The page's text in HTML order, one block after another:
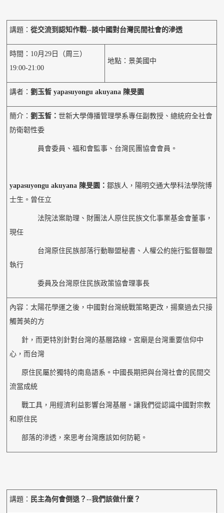
講題：從交流到認知作戰--談中國對台灣民間社會的滲透
時間：10月29日（周三）
19:00-21:00
地點：景美國中
講者：劉玉皙 yapasuyongu akuyana 陳旻園
簡介：劉玉皙：世新大學傳播管理學系專任副教授、總統府全社會
防衛韌性委
員會委員、福和會監事、台灣民團協會會員。
yapasuyongu akuyana 陳旻園：鄒族人，陽明交通大學科法學院博
士生。曾任立
法院法案助理、財團法人原住民族文化事業基金會董事，
現任
台灣原住民族部落行動聯盟秘書、人權公約施行監督聯盟
執行
委員及台灣原住民族政策協會理事長
內容：太陽花學運之後，中國對台灣統戰策略更改，揚棄過去只接
觸菁英的方
針，而更特別針對台灣的基層路線。宮廟是台灣重要信仰中
心，而台灣
原住民屬於獨特的南島語系。中國長期把與台灣社會的民間交
流當成統
戰工具，用經濟利益影響台灣基層。讓我們從認識中國對宗教
和原住民
部落的滲透，來思考台灣應該如何防範。
講題： 民主為何會倒退？--我們該做什麼？